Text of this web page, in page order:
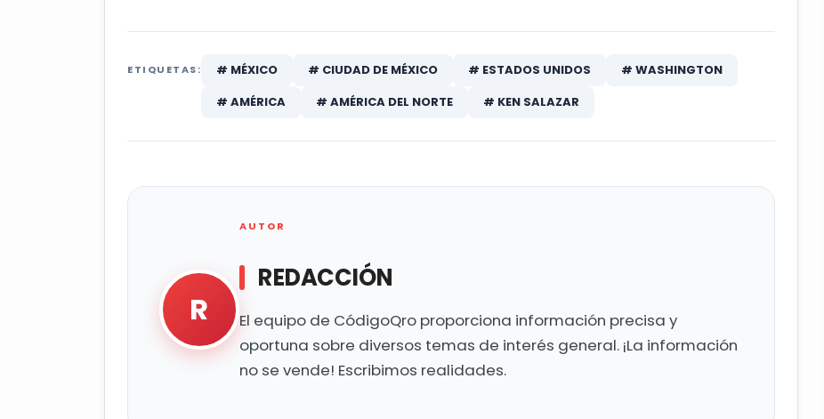
ETIQUETAS: # MÉXICO # CIUDAD DE MÉXICO # ESTADOS UNIDOS
# WASHINGTON
# AMÉRICA
# AMÉRICA DEL NORTE # KEN SALAZAR
R
AUTOR
REDACCIÓN
El equipo de CódigoQro proporciona información precisa y
oportuna sobre diversos temas de interés general. ¡La información
no se vende! Escribimos realidades.